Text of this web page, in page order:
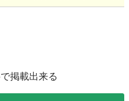
掲載出来る